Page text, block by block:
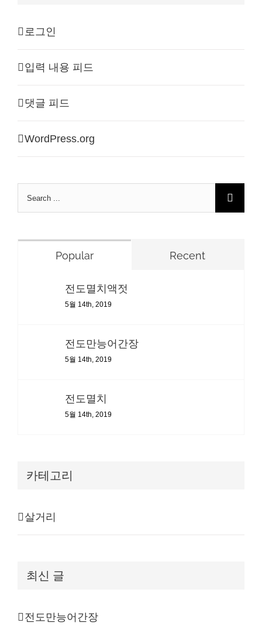
로그인
입력 내용 피드
댓글 피드
WordPress.org
Search
Popular Recent
전도멸치액젓
5월 14th, 2019
전도만능어간장
5월 14th, 2019
전도멸치
5월 14th, 2019
카테고리
살거리
최신 글
전도만능어간장